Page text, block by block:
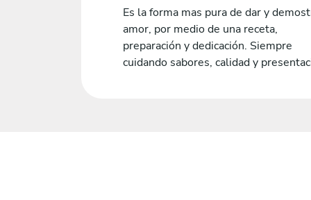
Es la forma mas pura de dar y
amor, por medio de una receta,
preparación y dedicación. Siempre
cuidando sabores, calidad y